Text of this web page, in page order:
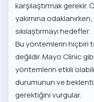
karşılaştırmak gerekir.
yakımına
sıkılaştırmayı hedefler.
Bu yöntemlerin hiçbiri
değildir.Mayo Clinic
yöntemlerin etkili
durumunun ve
gerektiğini vurgular.